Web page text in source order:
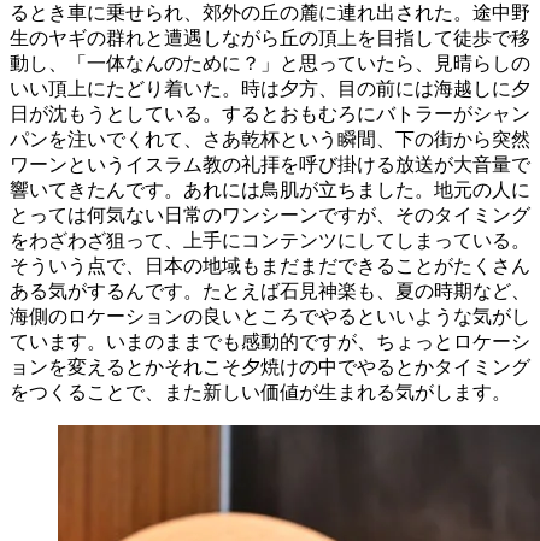
るとき車に乗せられ、郊外の丘の麓に連れ出された。途中野
生のヤギの群れと遭遇しながら丘の頂上を目指して徒歩で移
動し、「一体なんのために？」と思っていたら、見晴らしの
いい頂上にたどり着いた。時は夕方、目の前には海越しに夕
日が沈もうとしている。するとおもむろにバトラーがシャン
パンを注いでくれて、さあ乾杯という瞬間、下の街から突然
ワーンというイスラム教の礼拝を呼び掛ける放送が大音量で
響いてきたんです。あれには鳥肌が立ちました。地元の人に
とっては何気ない日常のワンシーンですが、そのタイミング
をわざわざ狙って、上手にコンテンツにしてしまっている。
そういう点で、日本の地域もまだまだできることがたくさん
ある気がするんです。たとえば石見神楽も、夏の時期など、
海側のロケーションの良いところでやるといいような気がし
ています。いまのままでも感動的ですが、ちょっとロケーシ
ョンを変えるとかそれこそ夕焼けの中でやるとかタイミング
をつくることで、また新しい価値が生まれる気がします。